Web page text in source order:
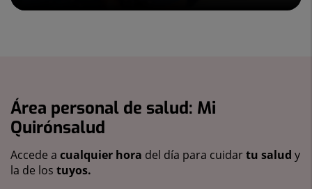
Área personal de salud: Mi
Quirónsalud
Accede a cualquier hora del día para cuidartu salud y
la de los tuyos.